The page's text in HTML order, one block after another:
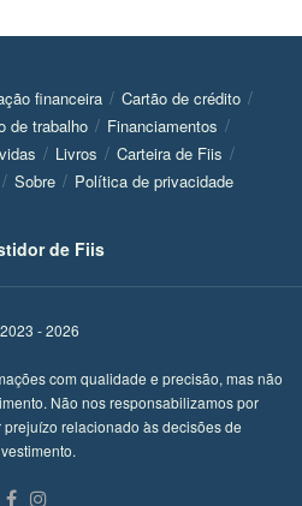
financeira
Cartão de crédito
de trabalho
Financiamentos
Livros
Carteira de Fiis
Sobre Política de privacidade
de Fiis
- 2026
com qualidade e precisão, mas não
Não nos responsabilizamos por
relacionado às decisões de